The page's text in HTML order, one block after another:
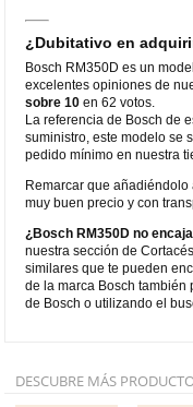
¿Dubitativo en
Bosch RM350D es un
excelentes opiniones de
sobre 10 en 62 votos.
La referencia de Bosch de
suministro, este modelo se
pedido mínimo en nuestra
Remarcar que añadiéndolo
muy buen precio y con
¿Bosch RM350D no
nuestra sección de
similares que te pueden
de la marca Bosch
de Bosch o utilizando el
DESCUBRE MÁS